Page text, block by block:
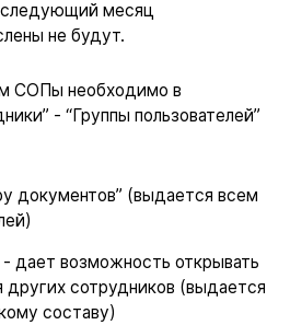
следующий месяц
не будут.
СОПы необходимо в
- “Группы пользователей”
документов” (выдается всем
- дает возможность открывать
других сотрудников (выдается
составу)